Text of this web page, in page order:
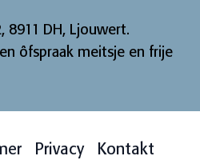
DH, Ljouwert.
ôfspraak meitsje en frije
Privacy
Kontakt